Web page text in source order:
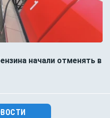
начали отменять в